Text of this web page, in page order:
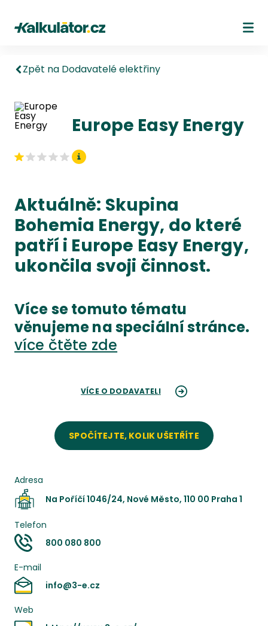
Kalkulátor.cz
Zpět na Dodavatelé elektřiny
Europe Easy Energy
Aktuálně: Skupina
Bohemia Energy, do které
patří i Europe Easy Energy,
ukončila svoji činnost.
Více se tomuto tématu
věnujeme na speciální stránce.
více čtěte zde
VÍCE O DODAVATELI
SPOČÍTEJTE, KOLIK UŠETŘÍTE
Adresa
Na Poříčí 1046/24, Nové Město, 110 00 Praha 1
Telefon
800 080 800
E-mail
info@3-e.cz
Web